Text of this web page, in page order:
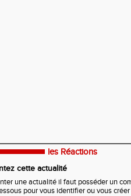
les Réactions
cette actualité
une actualité il faut posséder un
pour vous identifier ou vous